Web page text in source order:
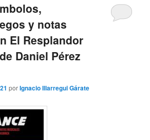
y notas
El Resplandor
Daniel Pérez
porIgnacio Illarregui Gárate